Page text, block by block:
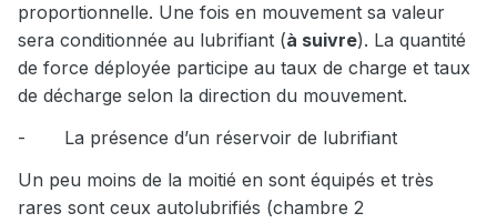
proportionnelle. Une fois en mouvement sa valeur
sera conditionnée au lubrifiant (à suivre). La quantité
de force déployée participe au taux de charge et taux
de décharge selon la direction du mouvement.
-
La présence d’un réservoir de lubrifiant
Un peu moins de la moitié en sont équipés et très
rares sont ceux autolubrifiés (chambre 2